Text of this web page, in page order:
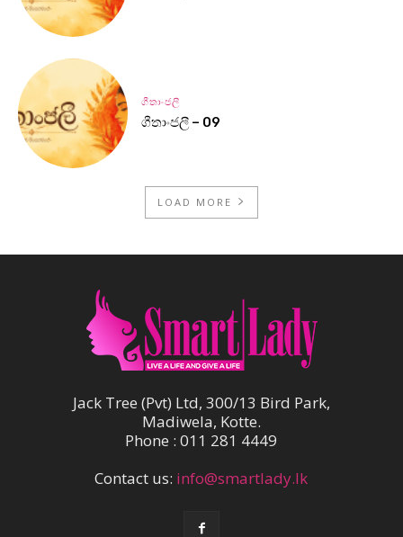
ගීතාංජලී
ගීතාංජලී – 09
LOAD MORE
Jack Tree (Pvt) Ltd, 300/13 Bird Park,
Madiwela, Kotte.
Phone : 011 281 4449
Contact us: info@smartlady.lk